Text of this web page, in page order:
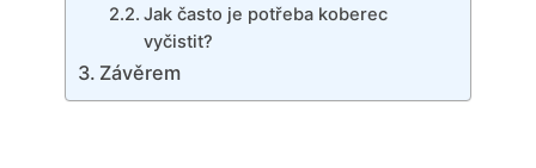
Jak často je potřeba koberec
vyčistit?
Závěrem